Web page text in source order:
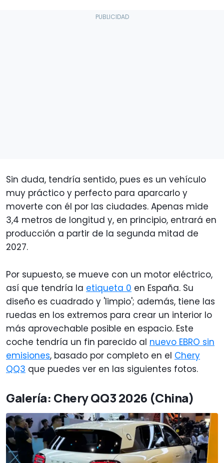
Sin duda, tendría sentido, pues es un vehículo
muy práctico y perfecto para aparcarlo y
moverte con él por las ciudades. Apenas mide
3,4 metros de longitud y, en principio, entrará en
producción a partir de la segunda mitad de
2027.
Por supuesto, se mueve con un motor eléctrico,
así que tendría la etiqueta 0 en España. Su
diseño es cuadrado y 'limpio'; además, tiene las
ruedas en los extremos para crear un interior lo
más aprovechable posible en espacio. Este
coche tendría un fin parecido al nuevo EBRO sin
emisiones, basado por completo en el Chery
QQ3 que puedes ver en las siguientes fotos.
Galería: Chery QQ3 2026 (China)